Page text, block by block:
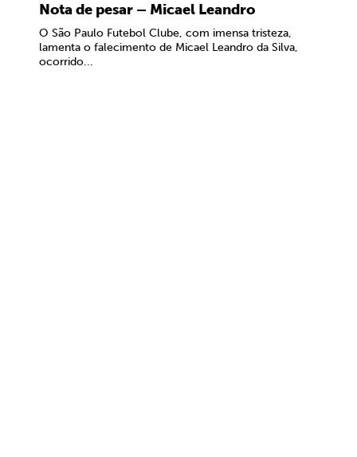
Nota de pesar – Micael Leandro
O São Paulo Futebol Clube, com imensa tristeza,
lamenta o falecimento de Micael Leandro da Silva,
ocorrido...